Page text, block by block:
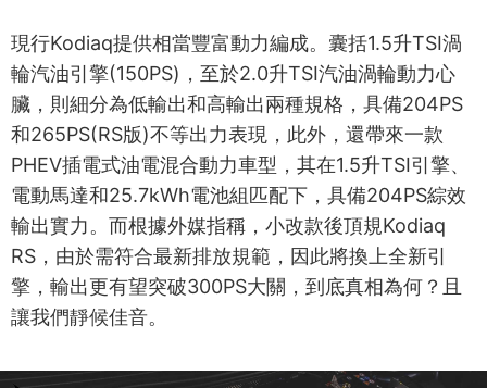
現行Kodiaq提供相當豐富動力編成。囊括1.5升TSI渦
輪汽油引擎(150PS)，至於2.0升TSI汽油渦輪動力心
臟，則細分為低輸出和高輸出兩種規格，具備204PS
和265PS(RS版)不等出力表現，此外，還帶來一款
PHEV插電式油電混合動力車型，其在1.5升TSI引擎、
電動馬達和25.7kWh電池組匹配下，具備204PS綜效
輸出實力。而根據外媒指稱，小改款後頂規Kodiaq
RS，由於需符合最新排放規範，因此將換上全新引
擎，輸出更有望突破300PS大關，到底真相為何？且
讓我們靜候佳音。